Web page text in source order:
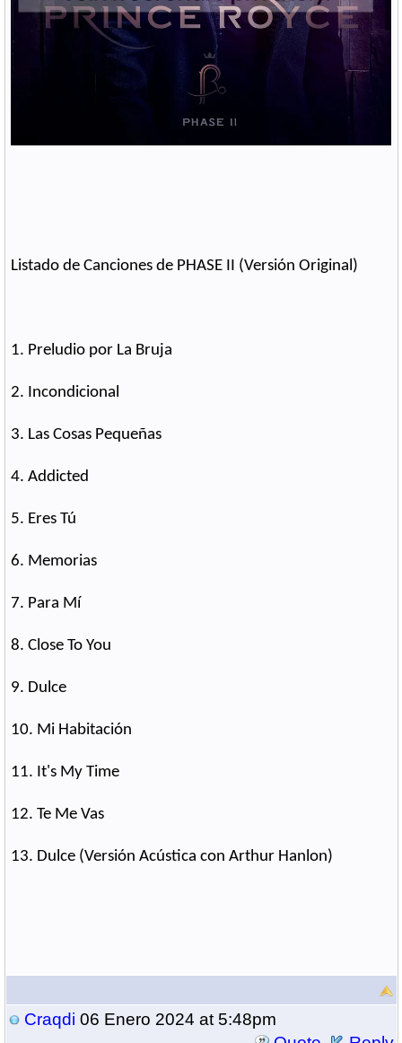
Listado de Canciones de PHASE II (Versión Original)
1. Preludio por La Bruja
2. Incondicional
3. Las Cosas Pequeñas
4. Addicted
5. Eres Tú
6. Memorias
7. Para Mí
8. Close To You
9. Dulce
10. Mi Habitación
11. It's My Time
12. Te Me Vas
13. Dulce (Versión Acústica con Arthur Hanlon)
Craqdi 06 Enero 2024 at 5:48pm